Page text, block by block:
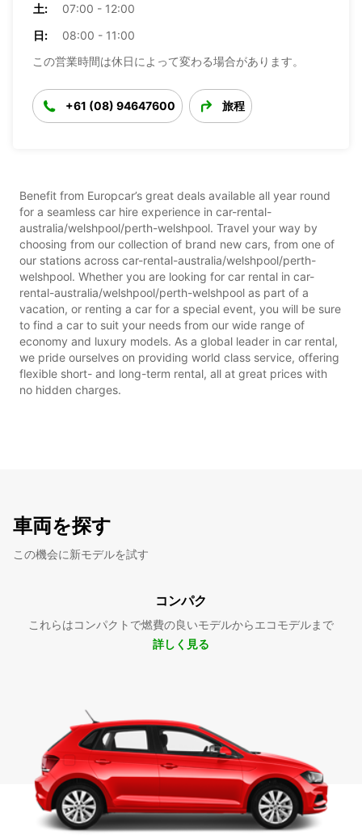
土:
07:00 - 12:00
日:
08:00 - 11:00
この営業時間は休日によって変わる場合があります。
+61 (08) 94647600 旅程
Benefit from Europcar’s great deals available all year round
for a seamless car hire experience in car-rental-
australia/welshpool/perth-welshpool. Travel your way by
choosing from our collection of brand new cars, from one of
our stations across car-rental-australia/welshpool/perth-
welshpool. Whether you are looking for car rental in car-
rental-australia/welshpool/perth-welshpool as part of a
vacation, or renting a car for a special event, you will be sure
to find a car to suit your needs from our wide range of
economy and luxury models. As a global leader in car rental,
we pride ourselves on providing world class service, offering
flexible short- and long-term rental, all at great prices with
no hidden charges.
車両を探す
この機会に新モデルを試す
コンパク
これらはコンパクトで燃費の良いモデルからエコモデルまで
詳しく見る